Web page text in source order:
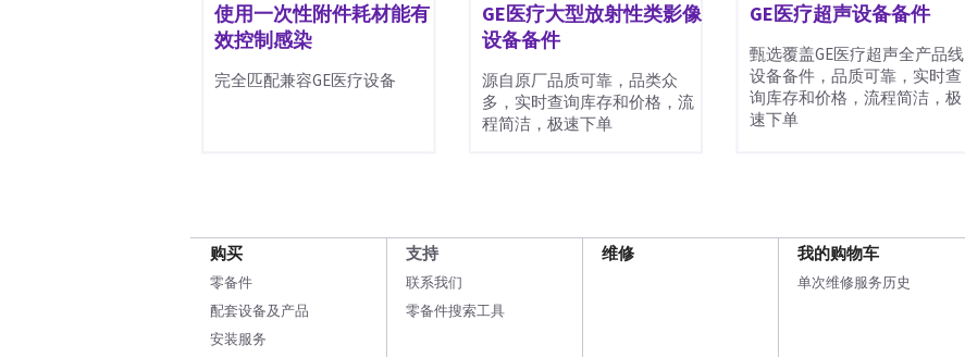
使用一次性附件耗材能有
效控制感染
完全匹配兼容GE医疗设备
GE医疗大型放射性类影像
设备备件
源自原厂品质可靠，品类众
多，实时查询库存和价格，流
程简洁，极速下单
GE医疗超声设备备件
甄选覆盖GE医疗超声全产品线
设备备件，品质可靠，实时查
询库存和价格，流程简洁，极
速下单
购买
零备件
配套设备及产品
安装服务
支持
联系我们
零备件搜索工具
维修 我的购物车
单次维修服务历史